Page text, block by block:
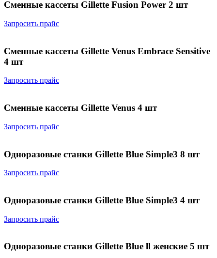
Сменные кассеты Gillette Fusion Power 2 шт
Запросить прайс
Сменные кассеты Gillette Venus Embrace Sensitive
4 шт
Запросить прайс
Сменные кассеты Gillette Venus 4 шт
Запросить прайс
Одноразовые станки Gillette Blue Simple3 8 шт
Запросить прайс
Одноразовые станки Gillette Blue Simple3 4 шт
Запросить прайс
Одноразовые станки Gillette Blue ll женские 5 шт